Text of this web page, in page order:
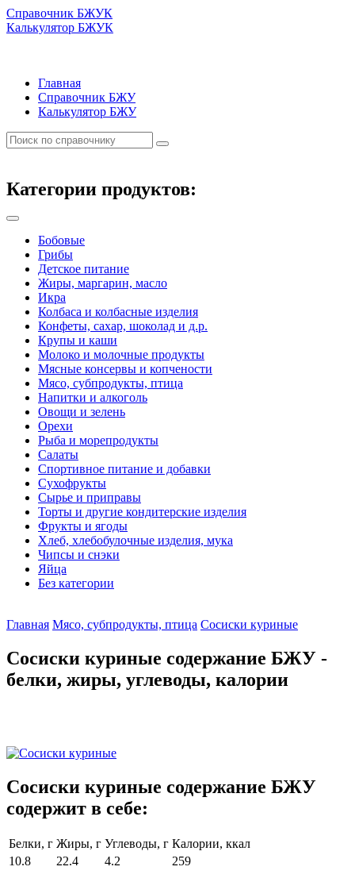
Справочник БЖУК
Калькулятор БЖУК
Главная
Справочник БЖУ
Калькулятор БЖУ
Категории продуктов:
Бобовые
Грибы
Детское питание
Жиры, маргарин, масло
Икра
Колбаса и колбасные изделия
Конфеты, сахар, шоколад и д.р.
Крупы и каши
Молоко и молочные продукты
Мясные консервы и копчености
Мясо, субпродукты, птица
Напитки и алкоголь
Овощи и зелень
Орехи
Рыба и морепродукты
Салаты
Спортивное питание и добавки
Сухофрукты
Сырье и приправы
Торты и другие кондитерские изделия
Фрукты и ягоды
Хлеб, хлебобулочные изделия, мука
Чипсы и снэки
Яйца
Без категории
Главная Мясо, субпродукты, птица Сосиски куриные
Сосиски куриные содержание БЖУ -
белки, жиры, углеводы, калории
Сосиски куриные содержание БЖУ
содержит в себе:
Белки, г Жиры, г Углеводы, г Калории, ккал
10.8
22.4 4.2 259